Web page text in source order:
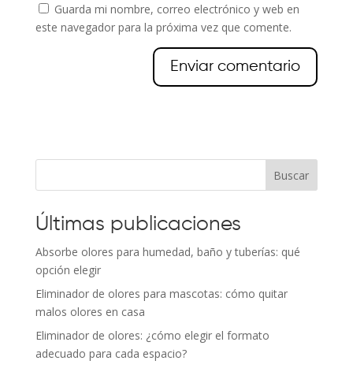
Guarda mi nombre, correo electrónico y web en
este navegador para la próxima vez que comente.
Buscar
Últimas publicaciones
Absorbe olores para humedad, baño y tuberías: qué
opción elegir
Eliminador de olores para mascotas: cómo quitar
malos olores en casa
Eliminador de olores: ¿cómo elegir el formato
adecuado para cada espacio?